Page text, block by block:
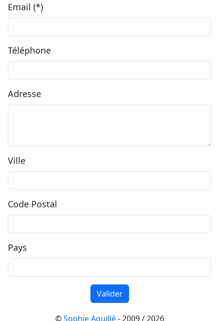
Email (*)
Téléphone
Adresse
Ville
Code Postal
Pays
©Sophie Aguillé- 2009 / 2026